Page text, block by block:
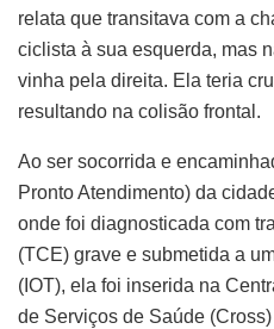
relata que transitava com a
ciclista à sua esquerda, mas
vinha pela direita. Ela teria
resultando na colisão frontal.
Ao ser socorrida e
Pronto Atendimento) da
onde foi diagnosticada com
(TCE) grave e submetida a
(IOT), ela foi inserida na
de Serviços de Saúde